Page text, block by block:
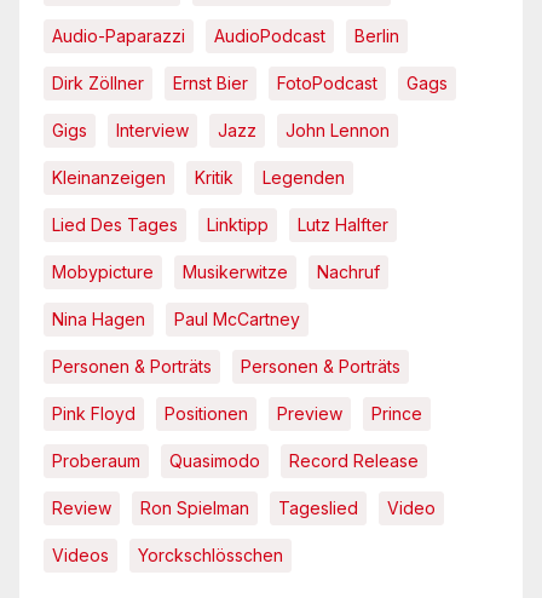
Audio-Paparazzi AudioPodcast Berlin
Dirk Zöllner Ernst Bier FotoPodcast Gags
Gigs Interview Jazz John Lennon
Kleinanzeigen Kritik Legenden
Lied Des Tages Linktipp Lutz Halfter
Mobypicture Musikerwitze Nachruf
Nina Hagen Paul McCartney
Personen & Porträts Personen & Porträts
Pink Floyd Positionen Preview Prince
Proberaum Quasimodo Record Release
Review Ron Spielman Tageslied Video
Videos Yorckschlösschen